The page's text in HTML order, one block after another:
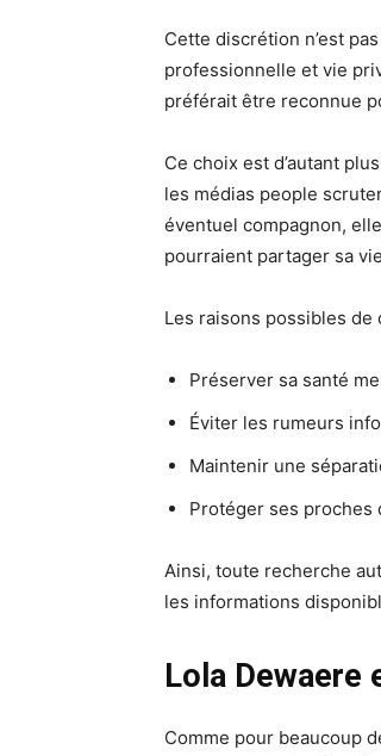
Cette discrétion n’est
professionnelle et vie
préférait être reconnue
Ce choix est d’autant
les médias people
éventuel compagnon,
pourraient partager sa
Les raisons possibles de
Préserver sa santé
Éviter les rumeurs
Maintenir une
Protéger ses proches
Ainsi, toute recherche
les informations
Lola Dewaere
Comme pour beaucoup